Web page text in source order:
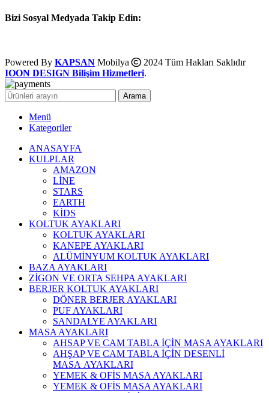
Bizi Sosyal Medyada Takip Edin:
Powered By KAPSAN Mobilya
2024 Tüm Hakları Saklıdır
IOON DESIGN Bilişim Hizmetleri.
Arama
Menü
Kategoriler
ANASAYFA
KULPLAR
AMAZON
LİNE
STARS
EARTH
KİDS
KOLTUK AYAKLARI
KOLTUK AYAKLARI
KANEPE AYAKLARI
ALÜMİNYUM KOLTUK AYAKLARI
BAZA AYAKLARI
ZİGON VE ORTA SEHPA AYAKLARI
BERJER KOLTUK AYAKLARI
DÖNER BERJER AYAKLARI
PUF AYAKLARI
SANDALYE AYAKLARI
MASA AYAKLARI
AHSAP VE CAM TABLA İÇİN MASA AYAKLARI
AHŞAP VE CAM TABLA İÇİN DESENLİ
MASA AYAKLARI
YEMEK & OFİS MASA AYAKLARI
YEMEK & OFİS MASA AYAKLARI